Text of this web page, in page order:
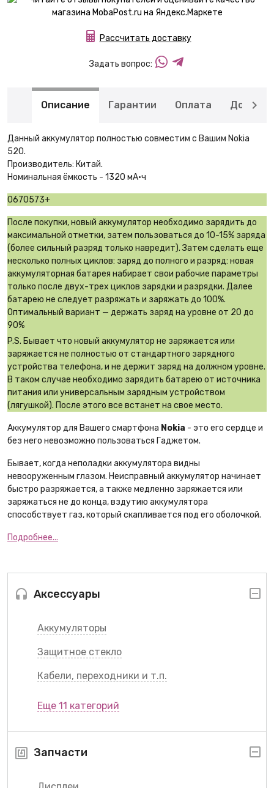
Аксессуары
Аккумуляторы
Защитное стекло
Кабели, переходники и т.п.
Еще 11 категорий
Запчасти
Рассчитать доставку
Задать вопрос:
Описание Гарантии Оплата
Данный аккумулятор полностью совместим с Вашим Nokia
520.
Производитель: Китай.
Номинальная ёмкость - 1320 мА·ч
0670573+
После покупки, новый аккумулятор необходимо зарядить до
максимальной отметки, затем пользоваться до 10-15% заряда
(более сильный разряд только навредит). Затем сделать еще
несколько полных циклов: заряд до полного и разряд: новая
аккумуляторная батарея набирает свои рабочие параметры
только после двух-трех циклов зарядки и разрядки. Далее
батарею не следует разряжать и заряжать до 100%.
Оптимальный вариант — держать заряд на уровне от 20 до
90%
P.S. Бывает что новый аккумулятор не заряжается или
заряжается не полностью от стандартного зарядного
устройства телефона, и не держит заряд на должном уровне.
В таком случае необходимо зарядить батарею от источника
питания или универсальным зарядным устройством
(лягушкой). После этого все встанет на свое место.
Аккумулятор для Вашего смартфона Nokia - это его сердце и
без него невозможно пользоваться Гаджетом.
Бывает, когда неполадки аккумулятора видны
невооруженным глазом. Неисправный аккумулятор начинает
быстро разряжается, а также медленно заряжается или
заряжаться не до конца, вздутию аккумулятора
способствует газ, который скапливается под его оболочкой.
Подробнее...